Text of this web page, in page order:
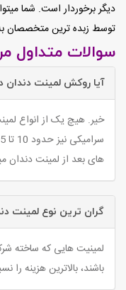
دیگر برخوردار است. شما
توسط زبده ترین متخصصان به
سوالات متداول
آیا روکش لمینت دندان
خیر. هیچ یک از انواع
های بعد از لمینت دندان
گران ترین نوع لمینت
لمینیت هایی که ساخته
باشند، بالاترین هزینه را